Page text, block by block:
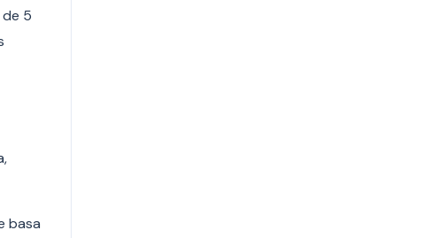
5
basa